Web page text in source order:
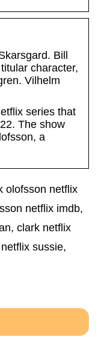
Bill
character,
Vilhelm
series that
The show
a
olofsson netflix
netflix imdb,
clark netflix
sussie,